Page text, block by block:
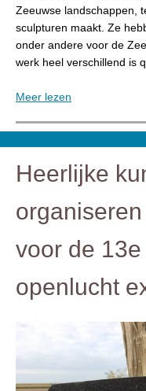
Zeeuwse landschappen,
sculpturen maakt. Ze
onder andere voor de
werk heel verschillend is
Meer lezen
Heerlijke
voor de
openlucht